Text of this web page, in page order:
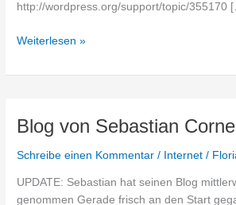
http://wordpress.org/support/topic/355170
Rauswurf
Plugins
Blog
Weiterlesen »
Blog von Sebastian
Schreibe einen Kommentar / Internet /
UPDATE: Sebastian hat seinen Blog
genommen Gerade frisch an den Start